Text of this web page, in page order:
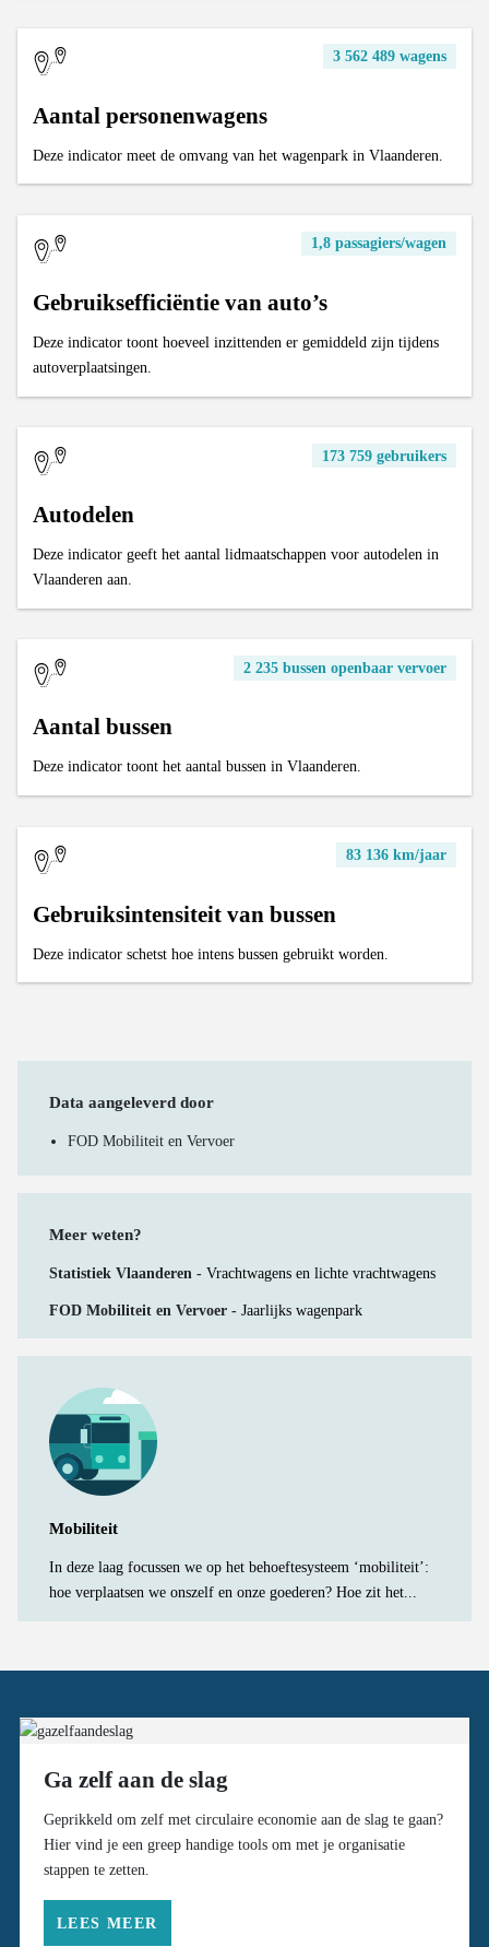
3 562 489 wagens
Aantal personenwagens
Deze indicator meet de omvang van het wagenpark in Vlaanderen.
1,8 passagiers/wagen
Gebruiksefficiëntie van auto’s
Deze indicator toont hoeveel inzittenden er gemiddeld zijn tijdens
autoverplaatsingen.
173 759 gebruikers
Autodelen
Deze indicator geeft het aantal lidmaatschappen voor autodelen in
Vlaanderen aan.
2 235 bussen openbaar vervoer
Aantal bussen
Deze indicator toont het aantal bussen in Vlaanderen.
83 136 km/jaar
Gebruiksintensiteit van bussen
Deze indicator schetst hoe intens bussen gebruikt worden.
Data aangeleverd door
FOD Mobiliteit en Vervoer
Meer weten?
Statistiek Vlaanderen - Vrachtwagens en lichte vrachtwagens
FOD Mobiliteit en Vervoer - Jaarlijks wagenpark
Mobiliteit
In deze laag focussen we op het behoeftesysteem ‘mobiliteit’:
hoe verplaatsen we onszelf en onze goederen? Hoe zit het...
Ga zelf aan de slag
Geprikkeld om zelf met circulaire economie aan de slag te gaan?
Hier vind je een greep handige tools om met je organisatie
stappen te zetten.
LEES MEER